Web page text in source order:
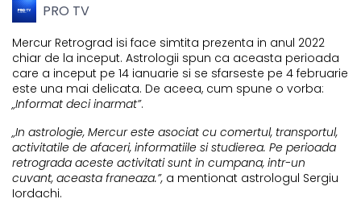
PRO TV
Mercur Retrograd isi face simtita prezenta in anul 2022
chiar de la inceput. Astrologii spun ca aceasta perioada
care a inceput pe 14 ianuarie si se sfarseste pe 4 februarie
este una mai delicata. De aceea, cum spune o vorba:
„Informat deci inarmat”.
„In astrologie, Mercur este asociat cu comertul, transportul,
activitatile de afaceri, informatiile si studierea. Pe perioada
retrograda aceste activitati sunt in cumpana, intr-un
cuvant, aceasta franeaza.”, a mentionat astrologul Sergiu
Iordachi.